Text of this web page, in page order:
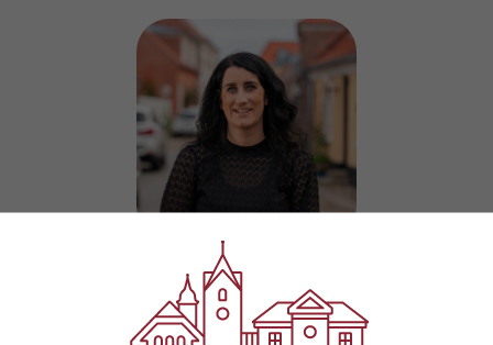
Købstadschef
Caroline Byg Ejstrup
22 42 30 99